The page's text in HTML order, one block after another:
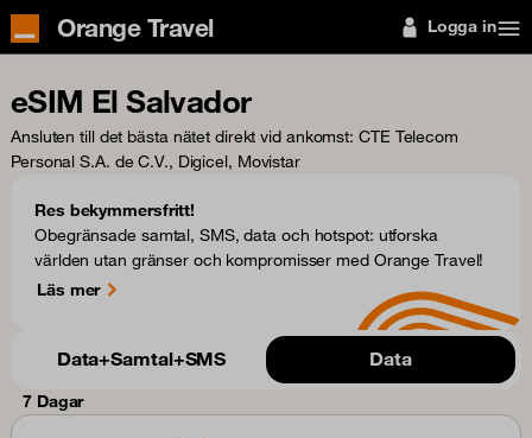
Orange Travel Logga in
eSIM El Salvador
Ansluten till det bästa nätet direkt vid ankomst: CTE Telecom
Personal S.A. de C.V., Digicel, Movistar
Res bekymmersfritt!
Obegränsade samtal, SMS, data och hotspot: utforska
världen utan gränser och kompromisser med Orange Travel!
Läs mer
Data+Samtal+SMS Data
7 Dagar